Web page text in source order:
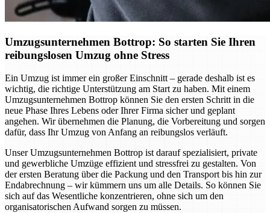
Umzugsunternehmen Bottrop: So starten Sie Ihren
reibungslosen Umzug ohne Stress
Ein Umzug ist immer ein großer Einschnitt – gerade deshalb ist es
wichtig, die richtige Unterstützung am Start zu haben. Mit einem
Umzugsunternehmen Bottrop können Sie den ersten Schritt in die
neue Phase Ihres Lebens oder Ihrer Firma sicher und geplant
angehen. Wir übernehmen die Planung, die Vorbereitung und sorgen
dafür, dass Ihr Umzug von Anfang an reibungslos verläuft.
Unser Umzugsunternehmen Bottrop ist darauf spezialisiert, private
und gewerbliche Umzüge effizient und stressfrei zu gestalten. Von
der ersten Beratung über die Packung und den Transport bis hin zur
Endabrechnung – wir kümmern uns um alle Details. So können Sie
sich auf das Wesentliche konzentrieren, ohne sich um den
organisatorischen Aufwand sorgen zu müssen.